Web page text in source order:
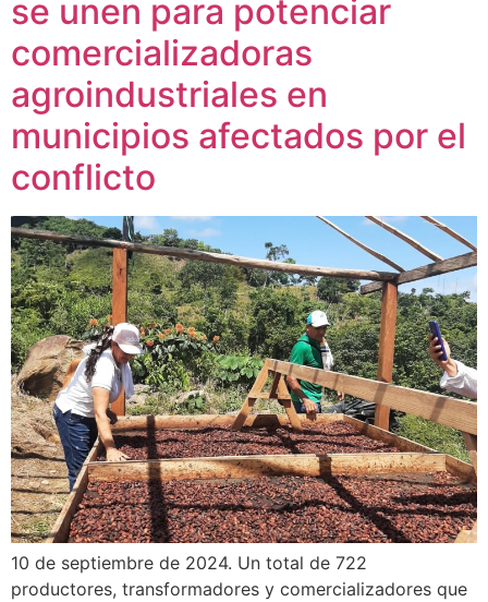
se unen para potenciar
comercializadoras
agroindustriales en
municipios afectados por el
conflicto
10 de septiembre de 2024. Un total de 722
productores, transformadores y comercializadores que